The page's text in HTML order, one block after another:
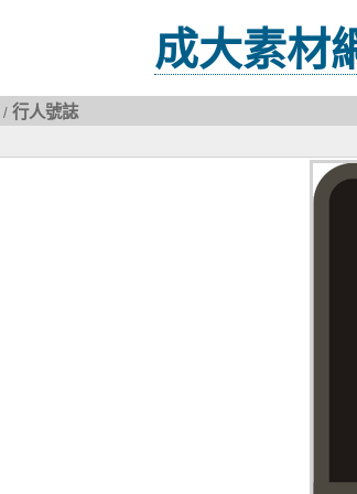
成大素材
/ 行人號誌